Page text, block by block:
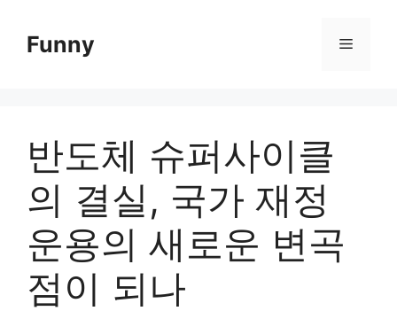
contentFunny Menu
반도체 슈퍼사이클
의 결실, 국가 재정
운용의 새로운 변곡
점이 되나